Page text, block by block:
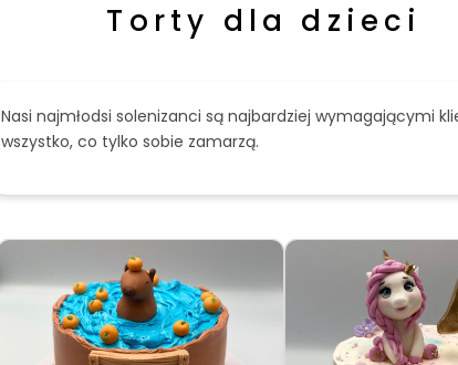
Torty dla dzieci
Nasi najmłodsi solenizanci są najbardziej wymagającymi
wszystko, co tylko sobie zamarzą.